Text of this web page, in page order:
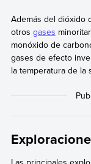
Además del dióxido
otros gases
monóxido de
gases de efecto
la temperatura de la